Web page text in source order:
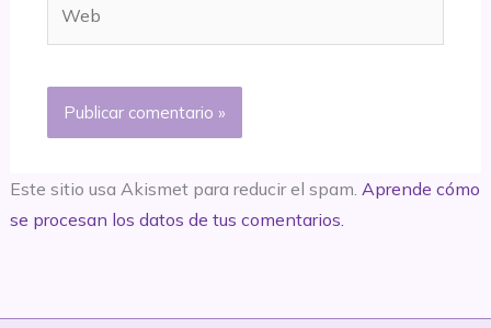
Este sitio usa Akismet para reducir el spam. Aprende cómo
se procesan los datos de tus comentarios.